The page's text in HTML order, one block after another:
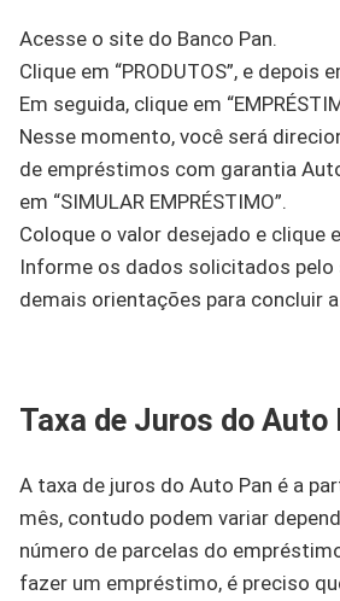
Acesse o site do Banco Pan.
Clique em “PRODUTOS”, e depois
Em seguida, clique em
Nesse momento, você será
de empréstimos com garantia
em “SIMULAR EMPRÉSTIMO”.
Coloque o valor desejado e clique
Informe os dados solicitados pelo
demais orientações para concluir
Taxa de Juros do Auto
A taxa de juros do Auto Pan é a
mês, contudo podem variar
número de parcelas do
fazer um empréstimo, é preciso